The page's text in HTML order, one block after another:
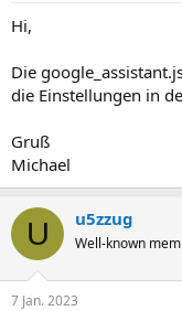
Hi,
Die
die Einstellungen in
Gruß
Michael
U u5zzug
Well-known
7 Jan. 2023